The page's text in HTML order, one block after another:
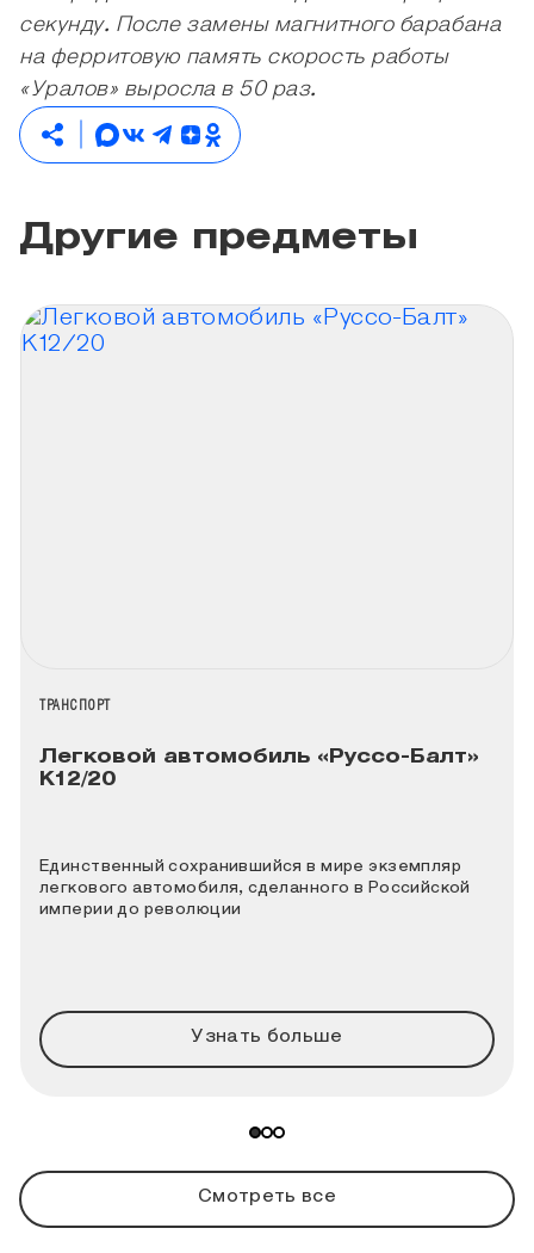
секунду. После замены магнитного барабана
на ферритовую память скорость работы
«Уралов» выросла в 50 раз.
Другие предметы
НАЗВАНИЕ КОЛЛЕКЦИИ
ТРАНСПОРТ
Легковой автомобиль «Руссо-Балт»
К12/20
Единственный сохранившийся в мире экземпляр
легкового автомобиля, сделанного в Российской
империи до революции
Узнать больше
Смотреть все